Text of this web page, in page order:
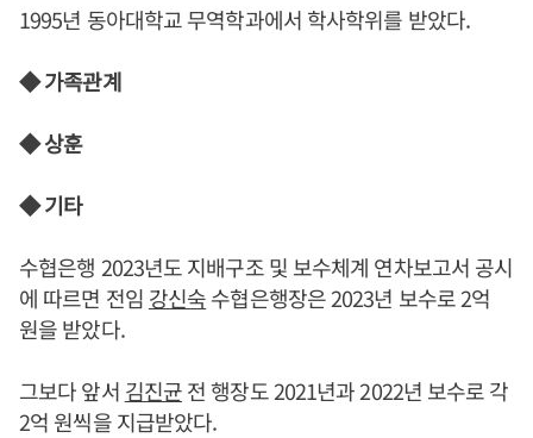
1995년 동아대학교 무역학과에서 학사학위를 받았다.
◆ 가족관계
◆ 상훈
◆ 기타
수협은행 2023년도 지배구조 및 보수체계 연차보고서 공시
에 따르면 전임 강신숙수협은행장은 2023년 보수로 2억
원을 받았다.
그보다 앞서 김진균전 행장도 2021년과 2022년 보수로 각
2억 원씩을 지급받았다.